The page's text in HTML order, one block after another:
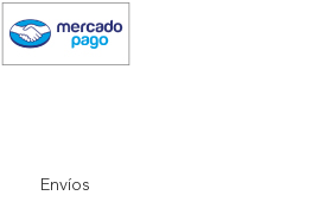
Envíos